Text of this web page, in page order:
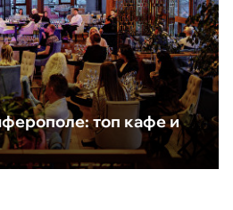
топ кафе и